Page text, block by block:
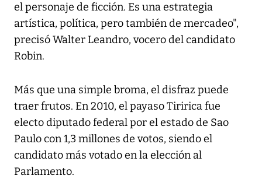
el personaje de ficción. Es una estrategia
artística, política, pero también de mercadeo",
precisó Walter Leandro, vocero del candidato
Robin.
Más que una simple broma, el disfraz puede
traer frutos. En 2010, el payaso Tiririca fue
electo diputado federal por el estado de Sao
Paulo con 1,3 millones de votos, siendo el
candidato más votado en la elección al
Parlamento.